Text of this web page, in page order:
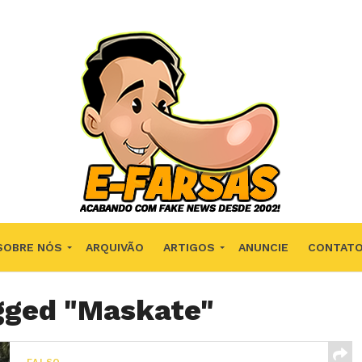
NÓS ARQUIVÃO ARTIGOS ANUNCIE CONTATO
"Maskate"